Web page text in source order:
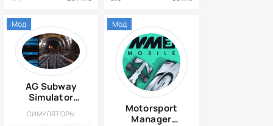
AG Subway
Simulator
{ВЗЛОМ:
СИМУЛЯТОРЫ
Мод
Motorsport
Manager
Мод